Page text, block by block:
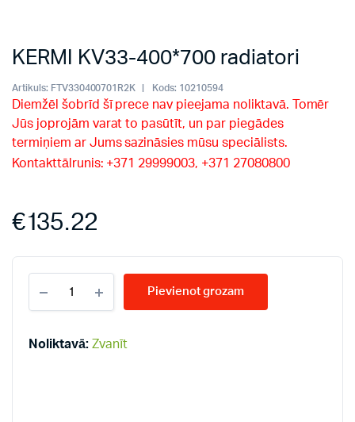
KERMI KV33-400*700 radiatori
Artikuls: FTV330400701R2K Kods: 10210594
Diemžēl šobrīd šī prece nav pieejama noliktavā. Tomēr
Jūs joprojām varat to pasūtīt, un par piegādes
termiņiem ar Jums sazināsies mūsu speciālists.
Kontakttālrunis: +371 29999003, +371 27080800
€135.22
KV33-
400*700
quantity
Pievienot grozam
Noliktavā: Zvanīt